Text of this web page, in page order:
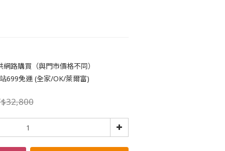
路購買（與門市價格不同）
699免運 (全家/OK/萊爾富)